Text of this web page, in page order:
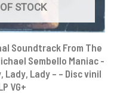
STOCK
Soundtrack From The
Sembello Maniac -
Lady – – Disc vinil
VG+